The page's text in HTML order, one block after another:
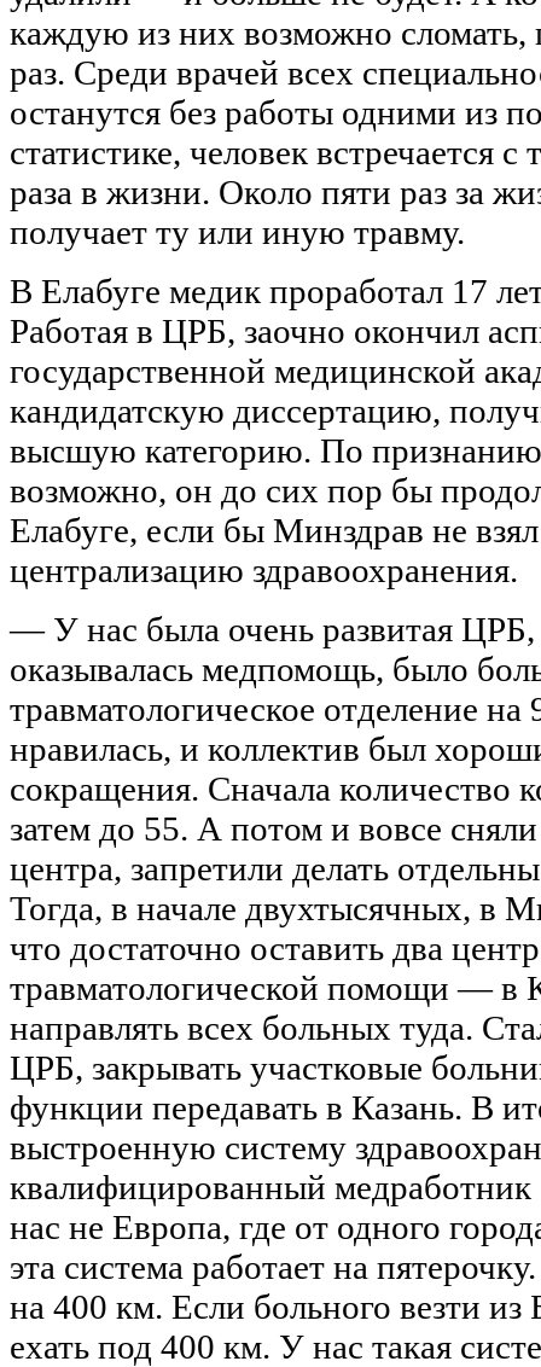
каждую из них возможно сломать,
раз. Среди врачей всех
останутся без работы одними из
статистике, человек встречается
раза в жизни. Около пяти раз за
получает ту или иную травму.
В Елабуге медик проработал 17
Работая в ЦРБ, заочно окончил
государственной медицинской
кандидатскую диссертацию,
высшую категорию. По
возможно, он до сих пор бы
Елабуге, если бы Минздрав не
централизацию здравоохранения.
— У нас была очень развитая
оказывалась медпомощь, было
травматологическое отделение
нравилась, и коллектив был
сокращения. Сначала количество
затем до 55. А потом и вовсе
центра, запретили делать
Тогда, в начале двухтысячных, в
что достаточно оставить два
травматологической помощи — в
направлять всех больных туда.
ЦРБ, закрывать участковые
функции передавать в Казань. В
выстроенную систему
квалифицированный
нас не Европа, где от одного
эта система работает на
на 400 км. Если больного везти
ехать под 400 км. У нас такая